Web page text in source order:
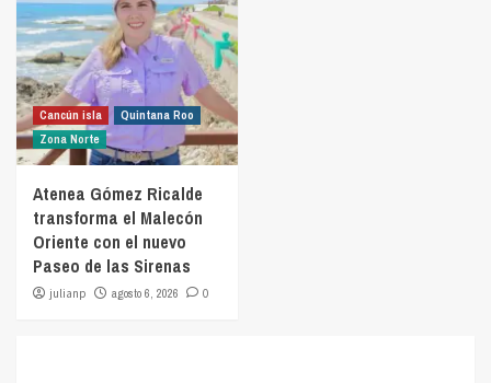
Cancún isla
Quintana Roo
Zona Norte
Atenea Gómez Ricalde
transforma el Malecón
Oriente con el nuevo
Paseo de las Sirenas
julianp agosto 6, 2026 0